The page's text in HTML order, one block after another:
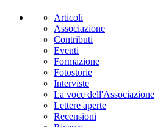
Articoli
Associazione
Contributi
Eventi
Formazione
Fotostorie
Interviste
La voce dell'Associazione
Lettere aperte
Recensioni